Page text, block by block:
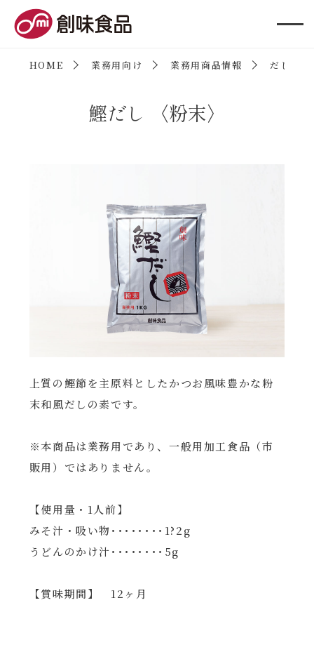
HOME 業務用向け 業務用商品情報 だしの
鰹だし 〈粉末〉
上質の鰹節を主原料としたかつお風味豊かな粉
末和風だしの素です。
※本商品は業務用であり、一般用加工食品（市
販用）ではありません。
【使用量・1人前】
みそ汁・吸い物････････1?2g
うどんのかけ汁････････5g
【賞味期間】 12ヶ月